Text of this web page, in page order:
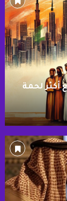
أكثر لحمة